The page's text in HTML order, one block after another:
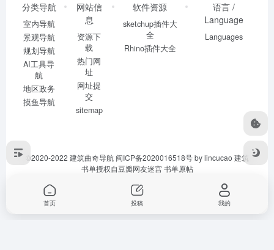
分类导航
室内导航
景观导航
规划导航
AI工具导
航
地区政务
摸鱼导航
网站信
息
资源下
载
热门网
址
网址提
交
sitemap
软件资源
sketchup插件大
全
Rhino插件大全
语言 /
Language
Languages
©2020-2022 建筑曲奇导航 闽ICP备2020016518号by lincucao 建筑
书单授权自豆瓣网友迷宫书单原帖
首页 投稿 我的